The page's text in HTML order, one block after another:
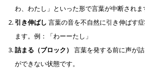
わ、わたし」といった形で言葉が中断されま
引き伸ばし 言葉の音を不自然に引き伸ばす
ます。例：「わーーたし」
詰まる（ブロック）
言葉を発する前に声が
ができない状態です。